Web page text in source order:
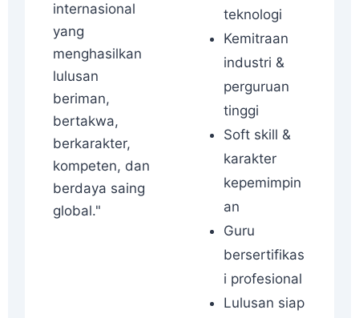
internasional
yang
menghasilkan
lulusan
beriman,
bertakwa,
berkarakter,
kompeten, dan
berdaya saing
global."
teknologi
Kemitraan
industri &
perguruan
tinggi
Soft skill &
karakter
kepemimpin
an
Guru
bersertifikas
i profesional
Lulusan siap